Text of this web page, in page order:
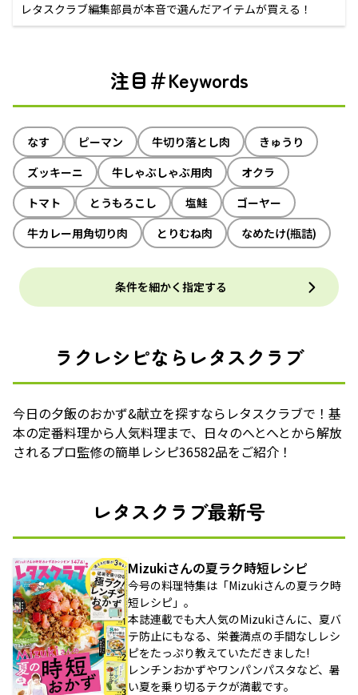
レタスクラブ編集部員が本音で選んだアイテムが買える！
注目＃Keywords
なす ピーマン 牛切り落とし肉
きゅうり
ズッキーニ
牛しゃぶしゃぶ用肉
オクラ
トマト
とうもろこし 塩鮭
ゴーヤー
牛カレー用角切り肉
とりむね肉 なめたけ(瓶詰)
条件を細かく指定する
ラクレシピならレタスクラブ
今日の夕飯のおかず&献立を探すならレタスクラブで！基
本の定番料理から人気料理まで、日々のへとへとから解放
されるプロ監修の簡単レシピ36582品をご紹介！
レタスクラブ最新号
Mizukiさんの夏ラク時短レシピ
今号の料理特集は「Mizukiさんの夏ラク時
短レシピ」。
本誌連載でも大人気のMizukiさんに、夏バ
テ防止にもなる、栄養満点の手間なしレシ
ピをたっぷり教えていただきました!
レンチンおかずやワンパンパスタなど、暑
い夏を乗り切るテクが満載です。